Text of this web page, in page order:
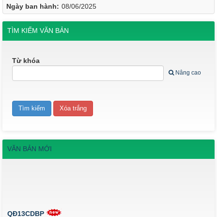
Ngày ban hành: 08/06/2025
TÌM KIẾM VĂN BẢN
Từ khóa
Nâng cao
VĂN BẢN MỚI
QĐ13CDBP